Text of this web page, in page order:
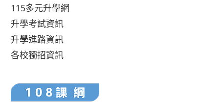
115多元升學網
升學考試資訊
升學進路資訊
各校獨招資訊